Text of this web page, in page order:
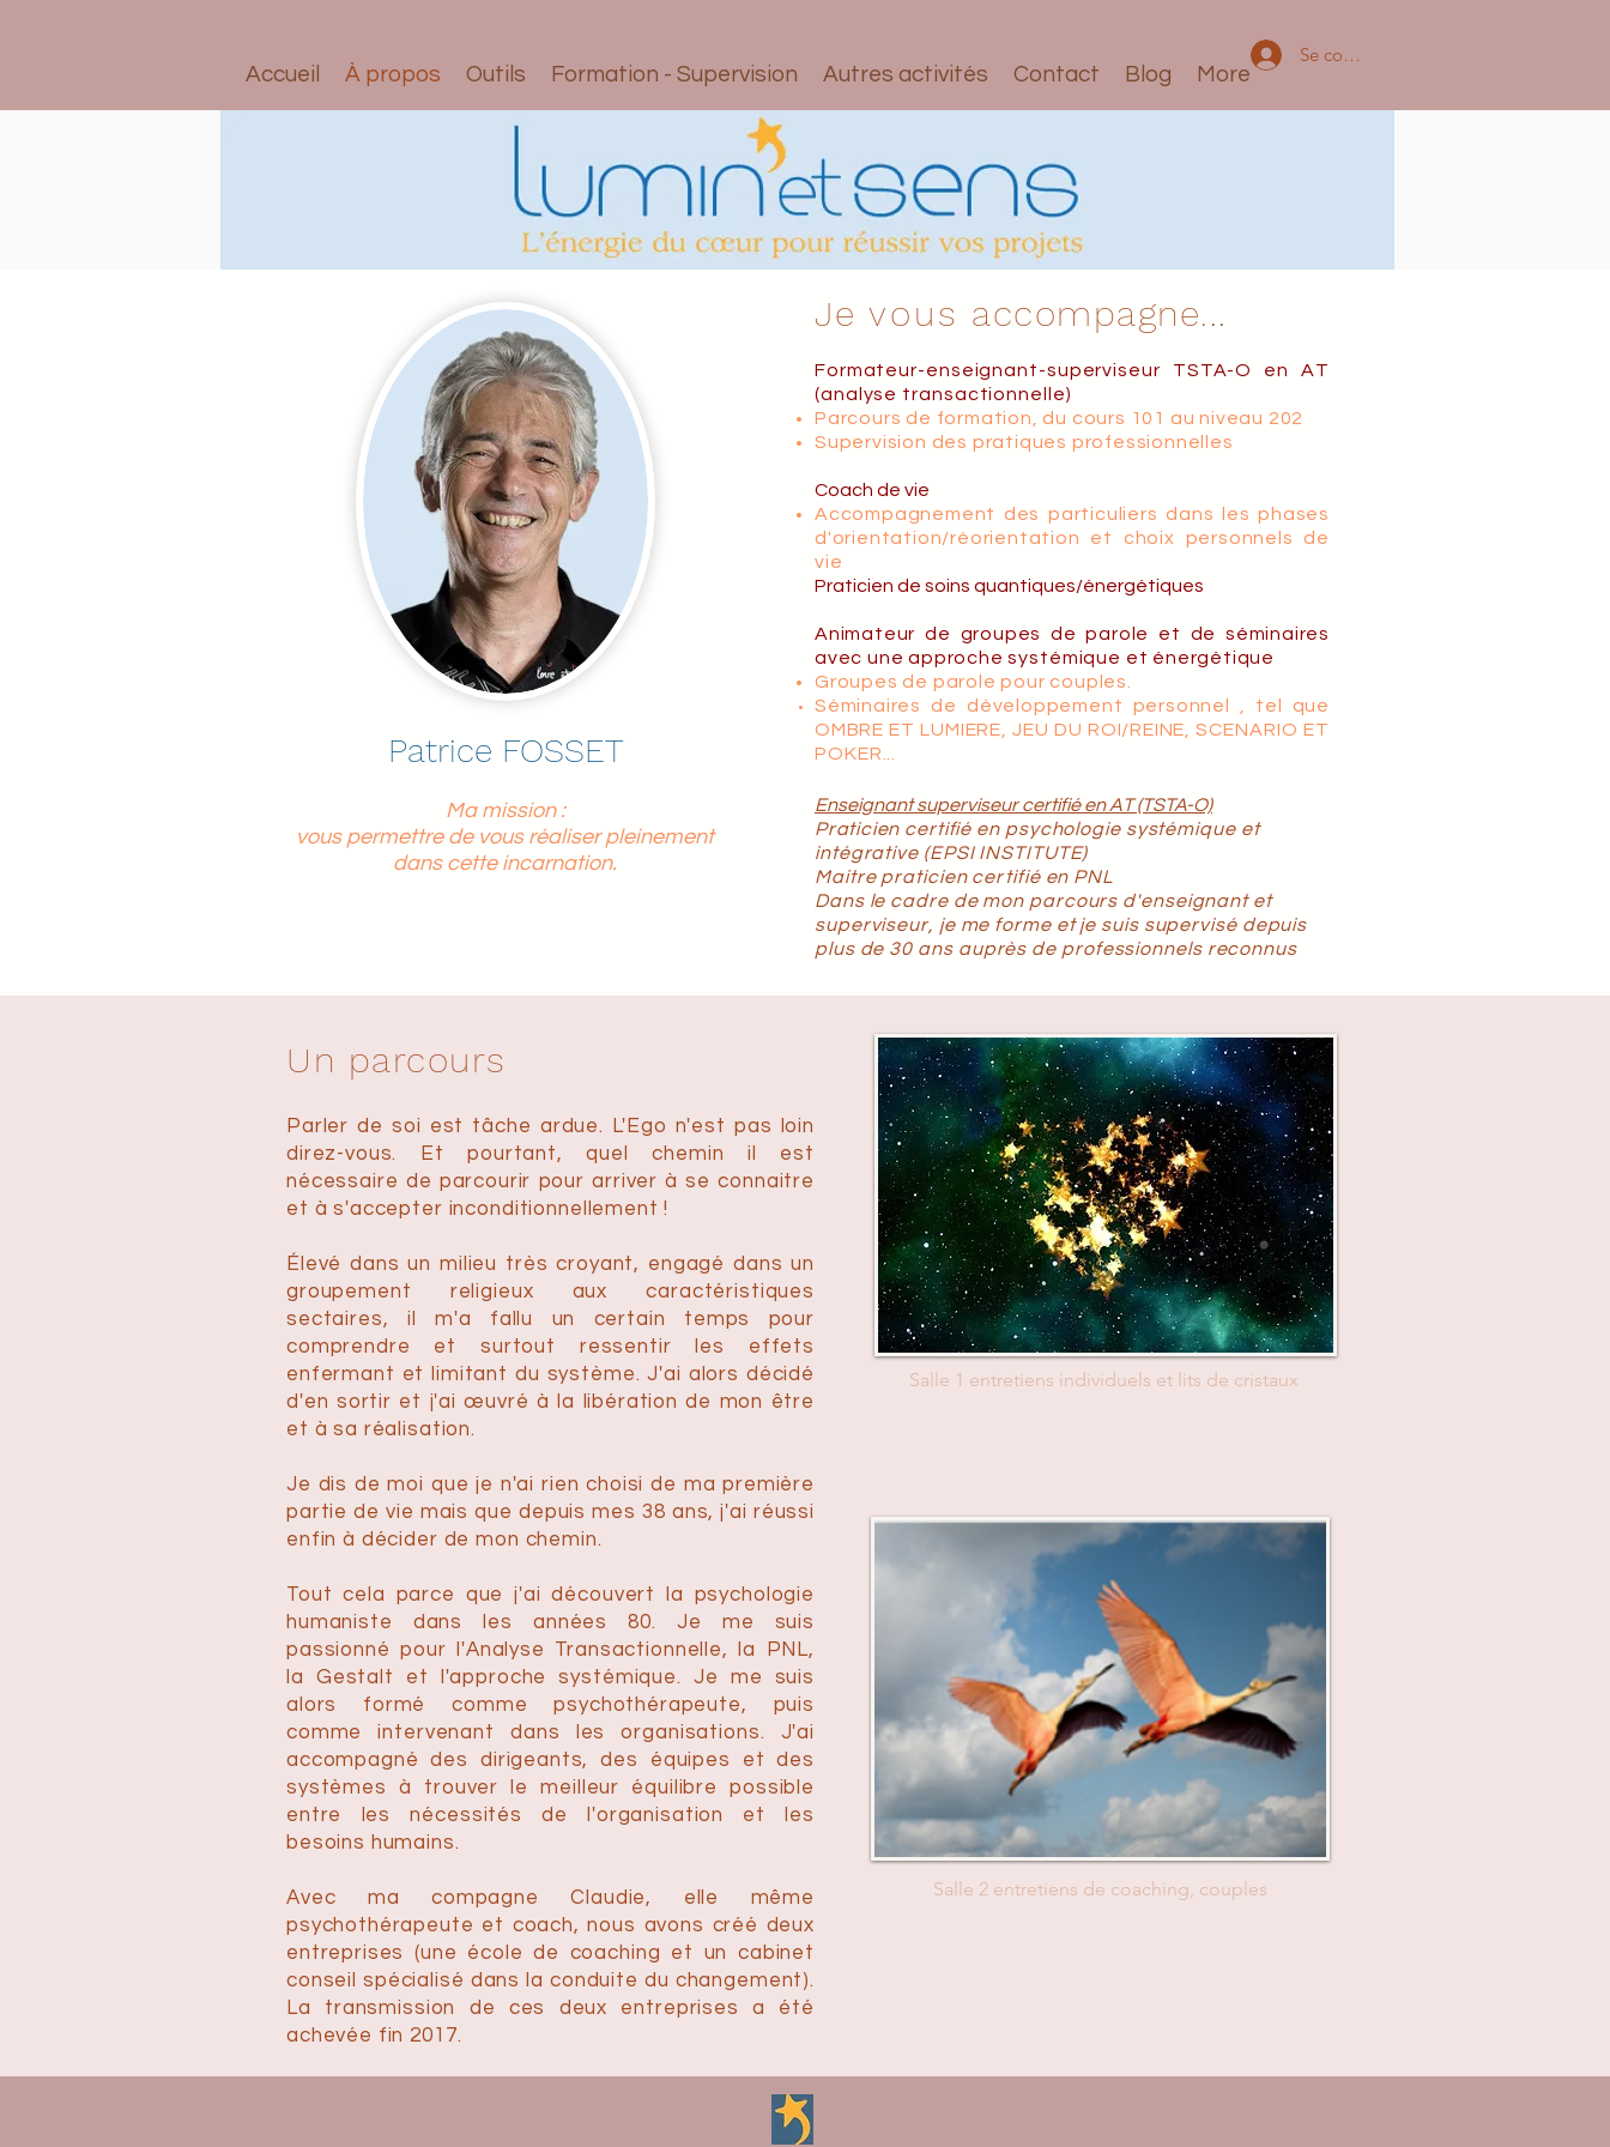
Accueil À propos Outils Formation - Supervision Autres activités Contact Blog More
Se connecter
Patrice FOSSET
Ma mission :
vous permettre de vous réaliser pleinement
dans cette incarnation.
Je vous accompagne...
Formateur-enseignant-superviseur TSTA-O
en AT
(analyse transactionnelle)
Parcours de formation, du cours 101 au niveau 202
Supervision des pratiques professionnelles
Coach de vie
Accompagnement des particuliers dans les phases
d'orientation/réorientation et choix personnels de
vie
Praticien de soins quantiques/énergétiques
Animateur de groupes de parole et de séminaires
avec une approchesystémique et énergétique
Groupes de parole pour couples.
Séminaires de développement personnel , tel que
OMBRE ET LUMIERE, JEU DU ROI/REINE,SCENARIO ET
POKER...
Enseignant superviseur certifié en AT (TSTA-O)
Praticien certifié en psychologie systémique et
intégrative (EPSI INSTITUTE)
Maitre praticien certifiéen PNL
Dans le cadre de mon parcours d'enseignant et
superviseur, je me forme et je suis supervisé depuis
plus de 30 ans auprès de professionnels reconnus
Un parcours
Parler de soi est tâche ardue. L'Ego n'est pas loin
direz-vous. Et pourtant, quel chemin il est
nécessaire de parcourir pour arriver à se connaitre
et à s'accepter inconditionnellement !
Élevé dans un milieu très croyant, engagé dans un
groupement religieux aux caractéristiques
sectaires, il m'a fallu un certain temps pour
comprendre et surtout ressentir les effets
enfermant et limitant du système. J'ai alors décidé
d'en sortir et j'aiœuvré à la libération de mon être
et à sa réalisation.
Je dis de moi que je n'ai rien choisi de ma première
partie de vie mais que depuis mes 38 ans, j'ai réussi
enfin à décider de mon chemin.
Tout cela parce que j'ai découvert la psychologie
humaniste dans les années 80. Je me suis
passionné pour l'Analyse Transactionnelle, la PNL,
la Gestalt et l'approche systémique. Je me suis
alors formé comme psychothérapeute, puis
comme intervenant dans les organisations. J'ai
accompagné des dirigeants, des équipes et des
systèmes à trouver le meilleur équilibre possible
entre les nécessités de l'organisation et les
besoins humains.
Avec ma compagne Claudie, elle même
psychothérapeute et coach, nous avons créé deux
entreprises (une école de coaching et un cabinet
conseil spécialisé dans la conduite du changement).
La transmission de ces deux entreprises a été
achevée fin 2017.
Salle 1 entretiens individuels et lits de cristaux
Salle 2 entretiens de coaching, couples